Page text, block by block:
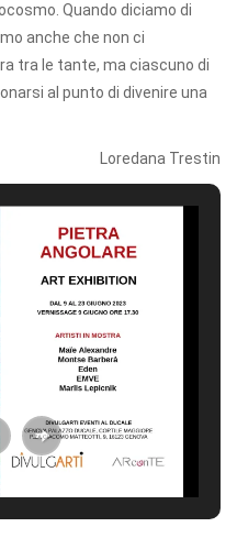
Quando diciamo di
anche che non ci
tra le tante, ma ciascuno di
al punto di divenire una
Loredana Trestin